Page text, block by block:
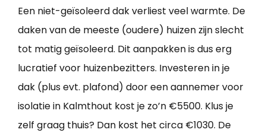
Een niet-geïsoleerd dak verliest veel warmte. De
daken van de meeste (oudere) huizen zijn slecht
tot matig geïsoleerd. Dit aanpakken is dus erg
lucratief voor huizenbezitters. Investeren in je
dak (plus evt. plafond) door een aannemer voor
isolatie in Kalmthout kost je zo’n €5500. Klus je
zelf graag thuis? Dan kost het circa €1030. De